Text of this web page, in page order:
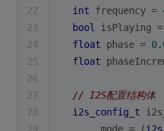
22
int frequency =
23
bool isPlaying =
24
float phase =
25
float
26
27
// I2S配置结构体
28
i2s_config_t